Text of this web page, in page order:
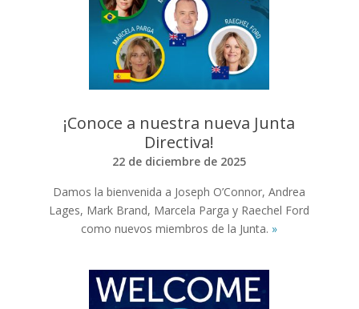
¡Conoce a nuestra nueva Junta
Directiva!
22 de diciembre de 2025
Damos la bienvenida a Joseph O’Connor, Andrea
Lages, Mark Brand, Marcela Parga y Raechel Ford
como nuevos miembros de la Junta. »